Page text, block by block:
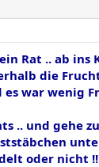
Rat .. ab ins
die
es war wenig
.. und gehe
oder nicht